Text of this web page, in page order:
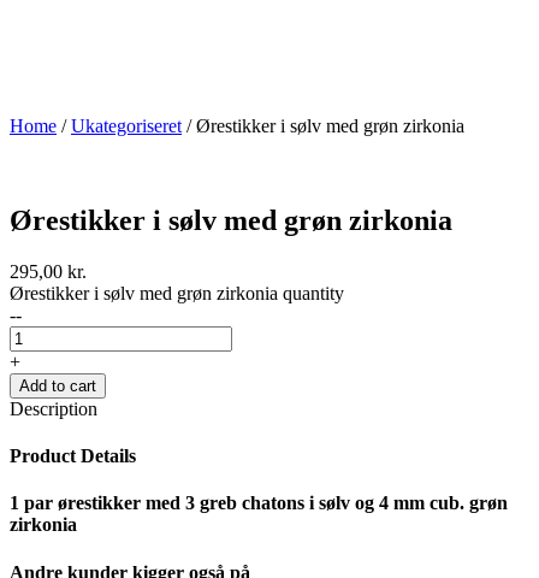
Home /Ukategoriseret / Ørestikker i sølv med grøn zirkonia
Ørestikker i sølv med grøn zirkonia
295,00 kr.
Ørestikker i sølv med grøn zirkonia quantity
--
+
Add to cart
Description
Product Details
1 par ørestikker med 3 greb chatons i sølv og 4 mm cub. grøn
zirkonia
Andre kunder kigger også på